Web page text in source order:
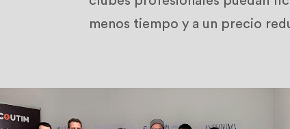
menos tiempo y a un precio